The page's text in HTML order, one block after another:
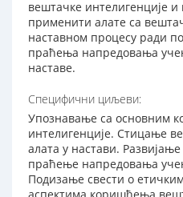
вештачке интелигенције
применити алате са
наставном процесу ради
праћења напредовања
наставе.
Специфични циљеви:
Упознавање са основним
интелигенције. Стицање
алата у настави.
праћење напредовања
Подизање свести о